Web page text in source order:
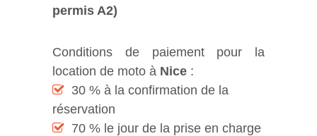
permis A2)
Conditions de paiement pour la
location de moto à Nice :
30 % à la confirmation de la
réservation
70 % le jour de la prise en charge